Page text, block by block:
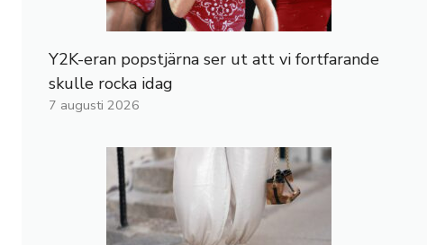
Y2K-eran popstjärna ser ut att vi fortfarande
skulle rocka idag
7 augusti 2026